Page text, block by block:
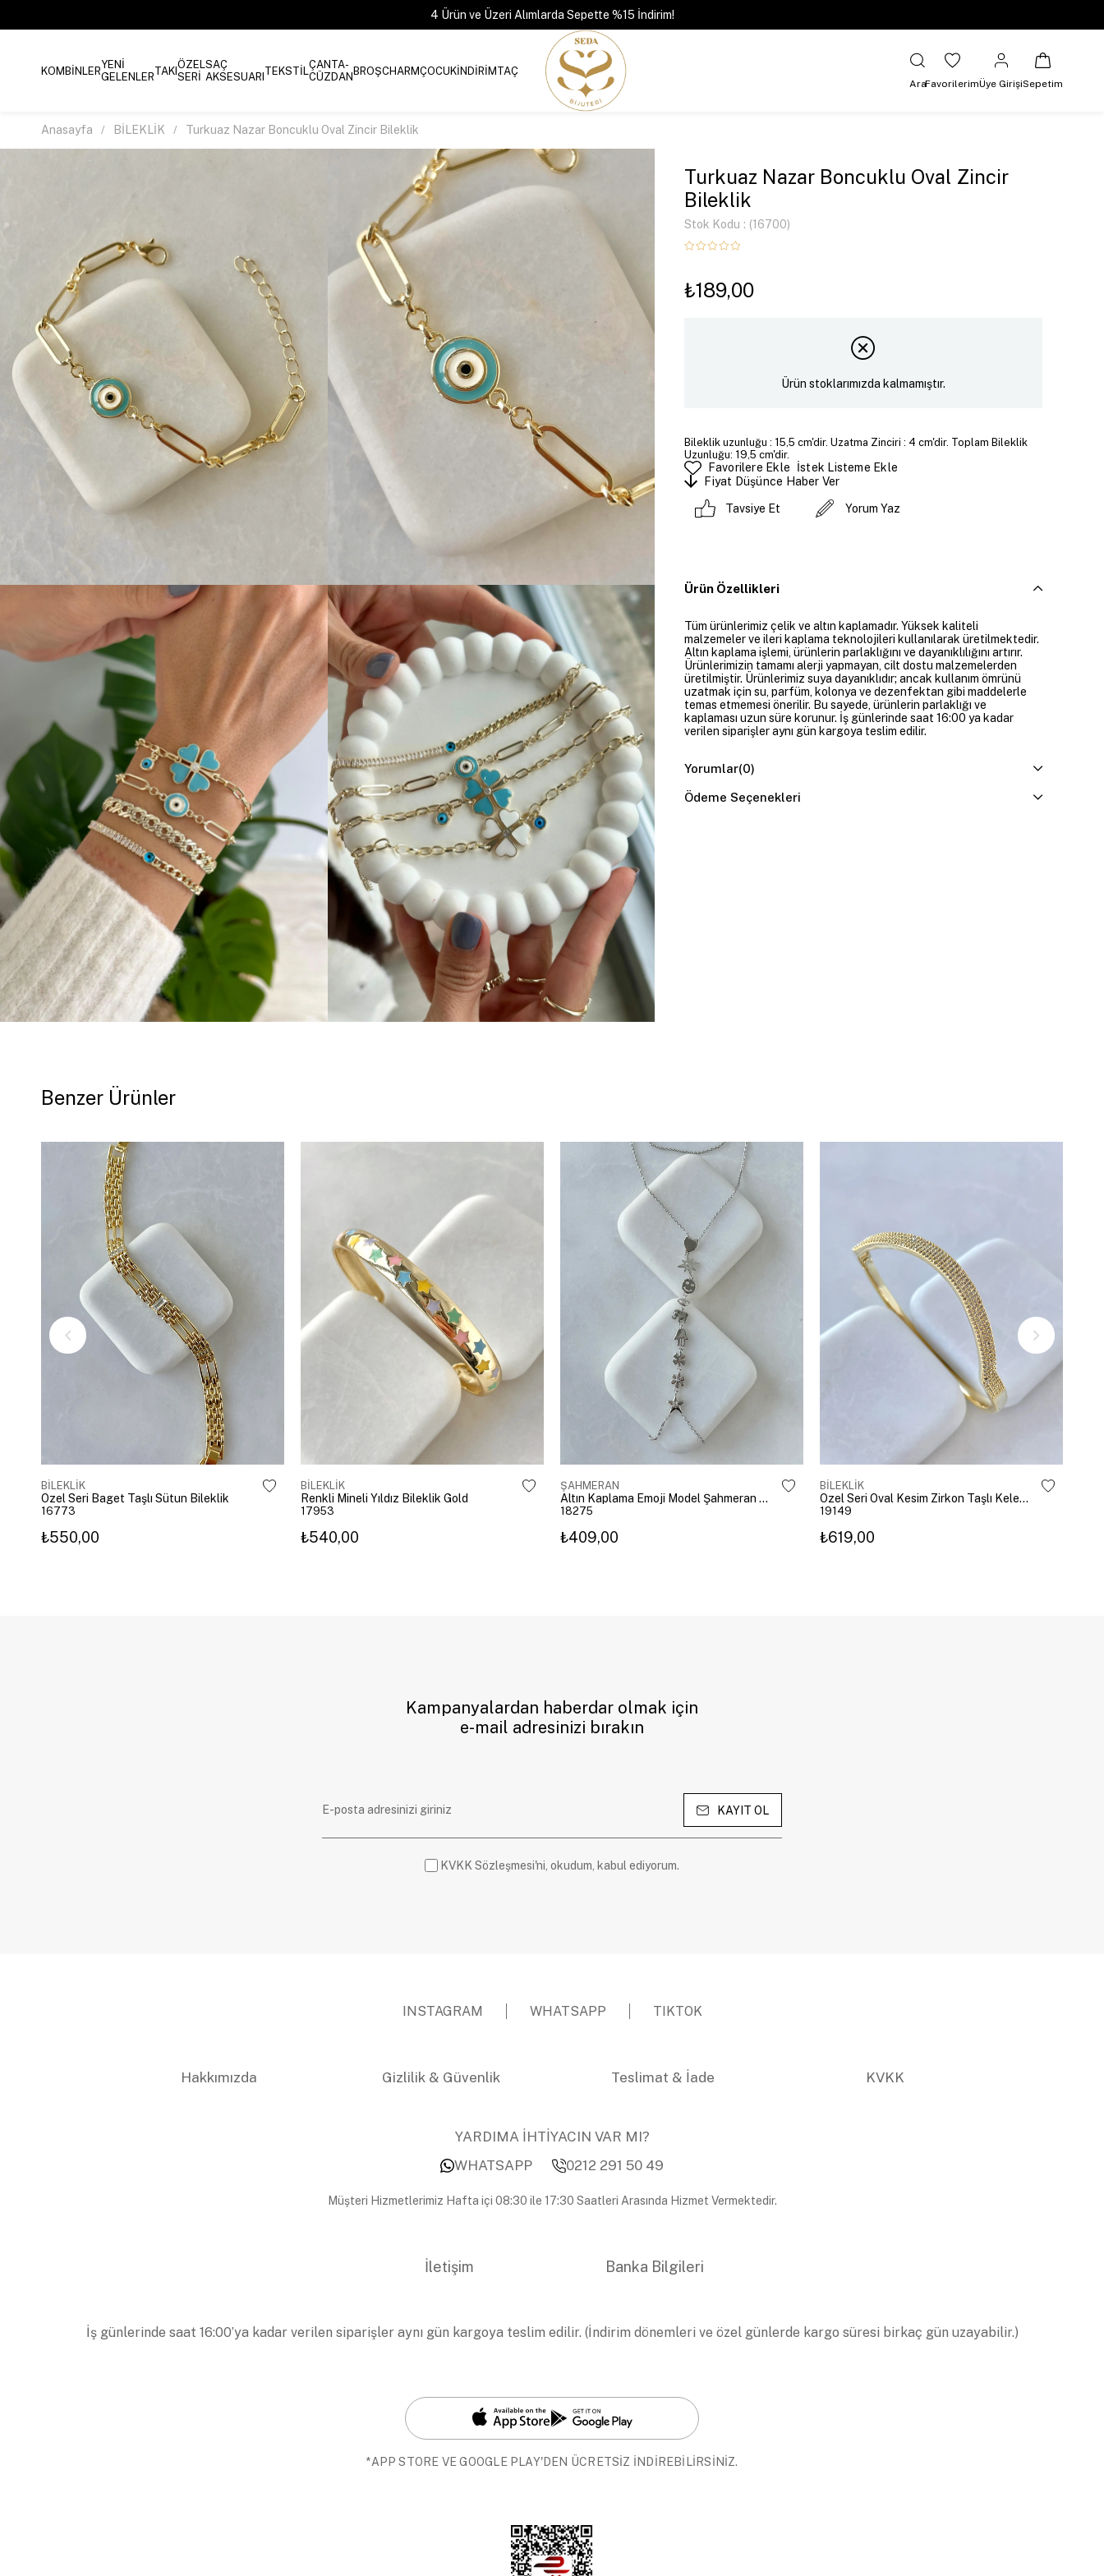
4 Ürün ve Üzeri Alımlarda Sepette %15 İndirim!
KOMBİNLERYENİ
GELENLERTAKIÖZEL
SERİ
SAÇ
AKSESUARI TEKSTİLÇANTA-
CÜZDANBROŞCHARMÇOCUKİNDİRİMTAÇ
AraFavorilerimÜye GirişiSepetim
Anasayfa BİLEKLİK Turkuaz Nazar Boncuklu Oval Zincir Bileklik
Turkuaz Nazar Boncuklu Oval Zincir
Bileklik
Stok Kodu (16700)
₺189,00
Ürün stoklarımızda kalmamıştır.
Bileklik uzunluğu : 15,5 cm'dir. Uzatma Zinciri : 4 cm'dir. Toplam Bileklik
Uzunluğu: 19,5 cm'dir.
Favorilere Ekle
İstek Listeme Ekle
Fiyat Düşünce Haber Ver
Tavsiye Et Yorum Yaz
Ürün Özellikleri
Tüm ürünlerimiz çelik ve altın kaplamadır. Yüksek kaliteli
malzemeler ve ileri kaplama teknolojileri kullanılarak üretilmektedir.
Altın kaplama işlemi, ürünlerin parlaklığını ve dayanıklılığını artırır.
Ürünlerimizin tamamı alerji yapmayan, cilt dostu malzemelerden
üretilmiştir. Ürünlerimiz suya dayanıklıdır; ancak kullanım ömrünü
uzatmak için su, parfüm, kolonya ve dezenfektan gibi maddelerle
temas etmemesi önerilir. Bu sayede, ürünlerin parlaklığı ve
kaplaması uzun süre korunur. İş günlerinde saat 16:00 ya kadar
verilen siparişler aynı gün kargoya teslim edilir.
Yorumlar(0)
Ödeme Seçenekleri
Benzer Ürünler
BİLEKLİK
Özel Seri Baget Taşlı Sütun Bileklik
16773
₺550,00
BİLEKLİK
Renkli Mineli Yıldız Bileklik Gold
17953
₺540,00
ŞAHMERAN
Altın Kaplama Emoji Model Şahmeran Gümüş
18275
₺409,00
BİLEKLİK
Özel Seri Oval Kesim Zirkon Taşlı Kelepçe Gold
19149
₺619,00
Kampanyalardan haberdar olmak için
e-mail adresinizi bırakın
KAYIT OL
KVKK Sözleşmesi'ni, okudum, kabul ediyorum.
INSTAGRAM WHATSAPP TIKTOK
Hakkımızda Gizlilik & Güvenlik Teslimat & İade KVKK
YARDIMA İHTİYACIN VAR MI?
WHATSAPP
0212 291 50 49
Müşteri Hizmetlerimiz Hafta içi 08:30 ile 17:30 Saatleri Arasında Hizmet Vermektedir.
İletişim Banka Bilgileri
İş günlerinde saat 16:00’ya kadar verilen siparişler aynı gün kargoya teslim edilir. (İndirim dönemleri ve özel günlerde kargo süresi birkaç gün uzayabilir.)
*APP STORE VE GOOGLE PLAY'DEN ÜCRETSİZ İNDİREBİLİRSİNİZ.